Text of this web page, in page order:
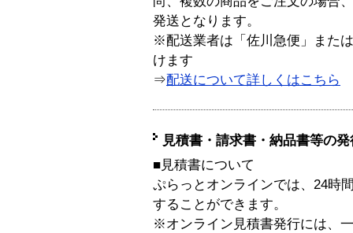
発送となります。
※配送業者は「佐川急便」また
けます
⇒配送について詳しくはこちら
見積書・請求書・納品書等の
■見積書について
ぷらっとオンラインでは、24時
することができます。
※オンライン見積書発行には、